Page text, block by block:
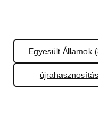
Egyesült Államok